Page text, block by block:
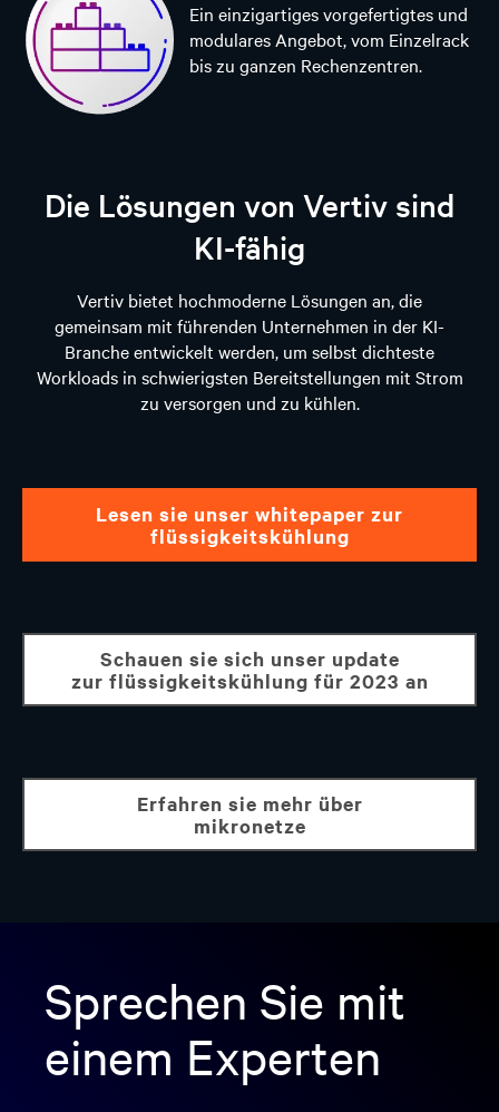
Ein einzigartiges vorgefertigtes und
modulares Angebot, vom Einzelrack
bis zu ganzen Rechenzentren.
Die Lösungen von Vertiv sind
KI-fähig
Vertiv bietet hochmoderne Lösungen an, die
gemeinsam mit führenden Unternehmen in der KI-
Branche entwickelt werden, um selbst dichteste
Workloads in schwierigsten Bereitstellungen mit Strom
zu versorgen und zu kühlen.
lesen sie unser whitepaper zur
flüssigkeitskühlung
schauen sie sich unser update
zur flüssigkeitskühlung für 2023 an
erfahren sie mehr über
mikronetze
Sprechen Sie mit
einem Experten